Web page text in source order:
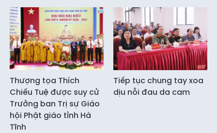
Thượng tọa Thích
Chiếu Tuệ được suy cử
Trưởng ban Trị sự Giáo
hội Phật giáo tỉnh Hà
Tĩnh
Tiếp tục chung tay xoa
dịu nỗi đau da cam